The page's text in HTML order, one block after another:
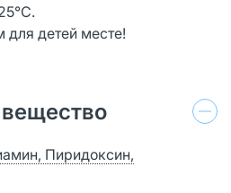
для детей месте!
Пиридоксин,